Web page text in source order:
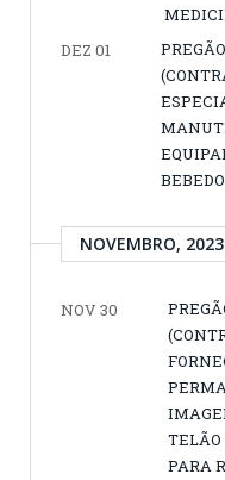
DEZ 01
NOVEMBRO, 2023
NOV 30
TELÃO
PARA